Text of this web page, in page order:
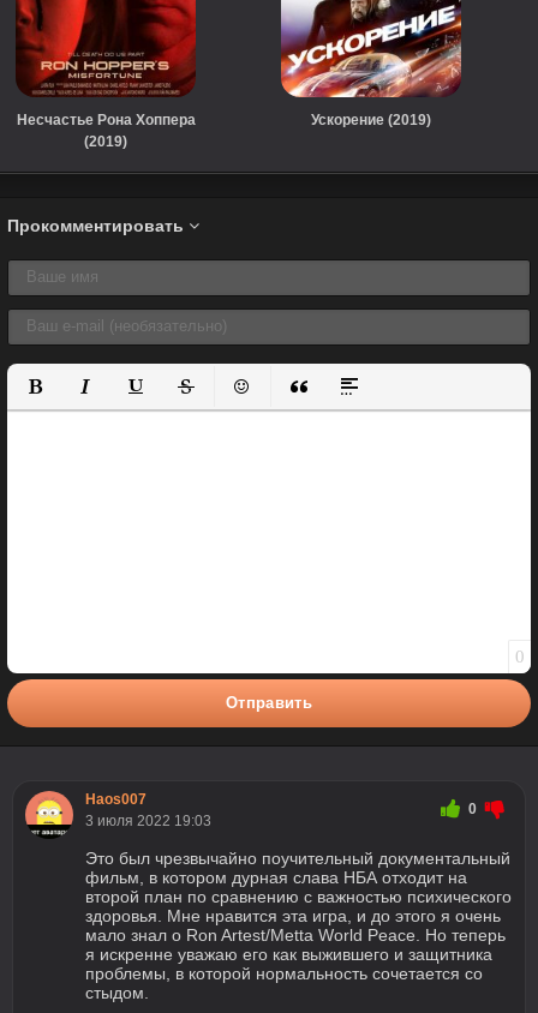
Несчастье Рона Хоппера
(2019)
Ускорение (2019)
Прокомментировать
Полужирный
КурсивПодчеркнутый
ЗачеркнутыйВставить смайлик
Вставка цитаты
Вставка спойлера
0
Отправить
Haos007
3 июля 2022 19:03
0
Это был чрезвычайно поучительный документальный
фильм, в котором дурная слава НБА отходит на
второй план по сравнению с важностью психического
здоровья. Мне нравится эта игра, и до этого я очень
мало знал о Ron Artest/Metta World Peace. Но теперь
я искренне уважаю его как выжившего и защитника
проблемы, в которой нормальность сочетается со
стыдом.